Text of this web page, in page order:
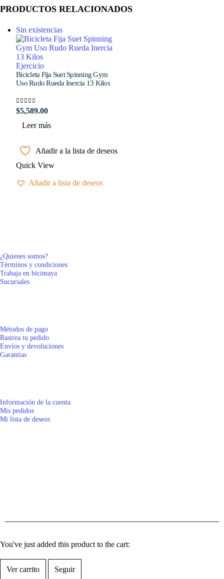
PRODUCTOS RELACIONADOS
Sin existencias
Ejercicio
Bicicleta Fija Suet Spinning Gym
Uso Rudo Rueda Inercia 13 Kilos
0out of 5
$5,589.00
Leer más
Añadir a la lista de deseos
Quick View
Añadir a lista de deseos
¿Quienes somos?
Términos y condiciones
Trabaja en bicimaya
Sucursales
Métodos de pago
Rastrea tu pedido
Envíos y devoluciones
Garantias
Información de la cuenta
Mis pedidos
Mi lista de deseos
You've just added this product to the cart:
Ver carrito Seguir